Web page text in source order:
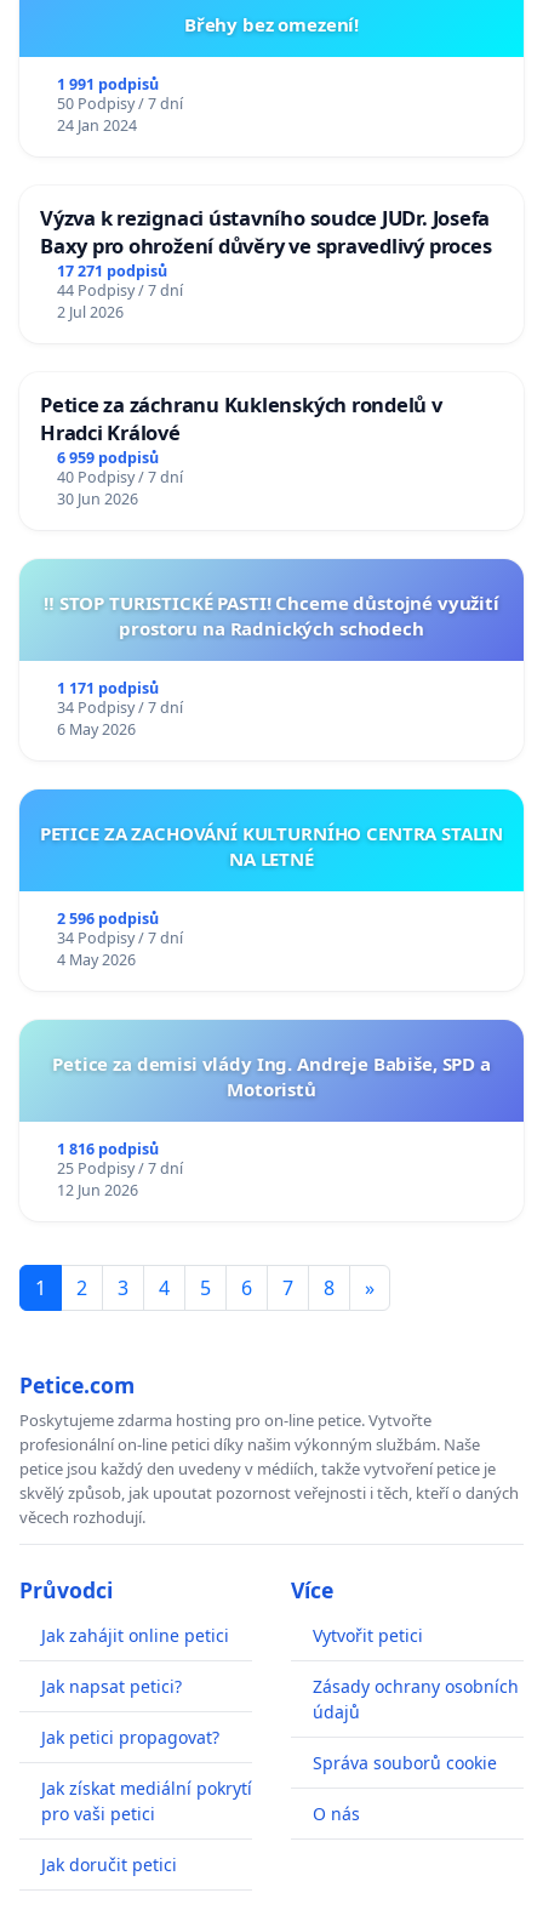
Břehy bez omezení!
1 991 podpisů
50 Podpisy / 7 dní
24 Jan 2024
Výzva k rezignaci ústavního soudce JUDr. Josefa
Baxy pro ohrožení důvěry ve spravedlivý proces
17 271 podpisů
44 Podpisy / 7 dní
2 Jul 2026
Petice za záchranu Kuklenských rondelů v
Hradci Králové
6 959 podpisů
40 Podpisy / 7 dní
30 Jun 2026
‼️ STOP TURISTICKÉ PASTI! Chceme důstojné využití
prostoru na Radnických schodech
1 171 podpisů
34 Podpisy / 7 dní
6 May 2026
PETICE ZA ZACHOVÁNÍ KULTURNÍHO CENTRA STALIN
NA LETNÉ
2 596 podpisů
34 Podpisy / 7 dní
4 May 2026
Petice za demisi vlády Ing. Andreje Babiše, SPD a
Motoristů
1 816 podpisů
25 Podpisy / 7 dní
12 Jun 2026
1 2 3 4 5 6 7 8 »
Petice.com
Poskytujeme zdarma hosting pro on-line petice. Vytvořte
profesionální on-line petici díky našim výkonným službám. Naše
petice jsou každý den uvedeny v médiích, takže vytvoření petice je
skvělý způsob, jak upoutat pozornost veřejnosti i těch, kteří o daných
věcech rozhodují.
Průvodci
Jak zahájit online petici
Jak napsat petici?
Jak petici propagovat?
Jak získat mediální pokrytí
pro vaši petici
Jak doručit petici
Více
Vytvořit petici
Zásady ochrany osobních
údajů
Správa souborů cookie
O nás